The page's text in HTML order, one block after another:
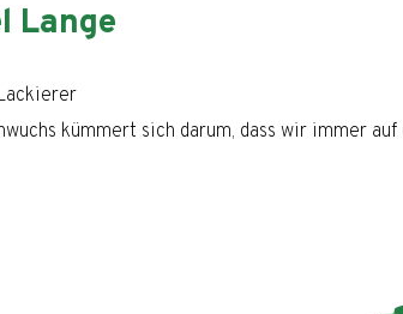
Lange
kümmert sich darum, dass wir immer